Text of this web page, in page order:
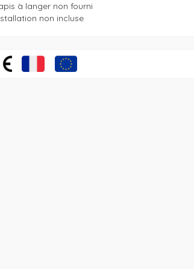
à langer non fourni
Installation non incluse